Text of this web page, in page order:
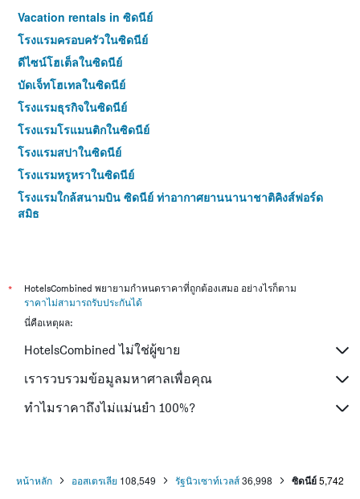
Vacation rentals in ซิดนีย์
โรงแรมครอบครัวในซิดนีย์
ดีไซน์โฮเต็ลในซิดนีย์
บัดเจ็ทโฮเทลในซิดนีย์
โรงแรมธุรกิจในซิดนีย์
โรงแรมโรแมนติกในซิดนีย์
โรงแรมสปาในซิดนีย์
โรงแรมหรูหราในซิดนีย์
โรงแรมใกล้สนามบิน ซิดนีย์ ท่าอากาศยานนานาชาติคิงส์ฟอร์ด
สมิธ
*
HotelsCombined พยายามกำหนดราคาที่ถูกต้องเสมอ อย่างไรก็ตาม
ราคาไม่สามารถรับประกันได้
นี่คือเหตุผล:
HotelsCombined ไม่ใช่ผู้ขาย
เรารวบรวมข้อมูลมหาศาลเพื่อคุณ
ทำไมราคาถึงไม่แม่นยำ 100%?
หน้าหลัก ออสเตรเลีย 108,549 รัฐนิวเซาท์เวลส์36,998 ซิดนีย์5,742